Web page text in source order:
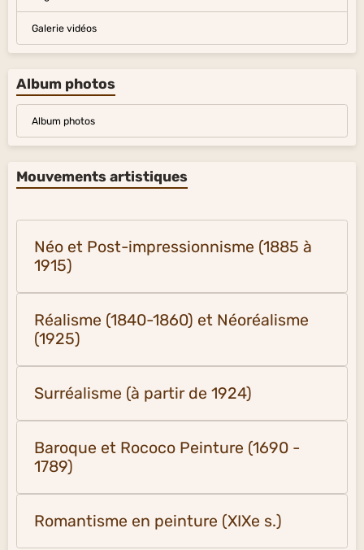
Galerie vidéos
Album photos
Album photos
Mouvements artistiques
Néo et Post-impressionnisme (1885 à
1915)
Réalisme (1840-1860) et Néoréalisme
(1925)
Surréalisme (à partir de 1924)
Baroque et Rococo Peinture (1690 -
1789)
Romantisme en peinture (XIXe s.)